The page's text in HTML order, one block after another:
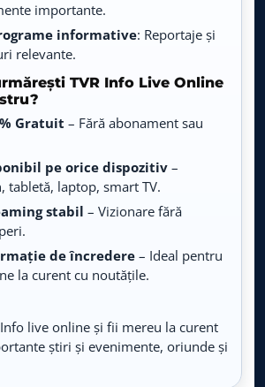
Zilei
puterii
Europa, printre randuri
de Stiri
EDU
importante.
informative: Reportaje și
relevante.
TVR Info Live Online
Gratuit – Fără abonament sau
pe orice dispozitiv –
tabletă, laptop, smart TV.
stabil – Vizionare fără
de încredere – Ideal pentru
la curent cu noutățile.
live online și fii mereu la curent
știri și evenimente, oriunde și